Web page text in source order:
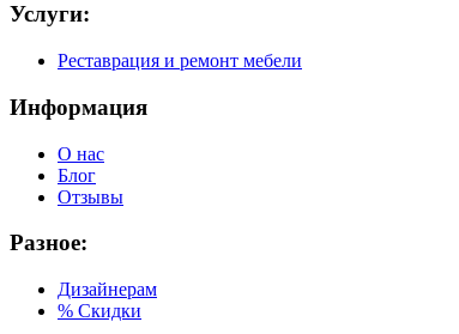
Услуги:
Реставрация и ремонт мебели
Информация
О нас
Блог
Отзывы
Разное:
Дизайнерам
% Скидки